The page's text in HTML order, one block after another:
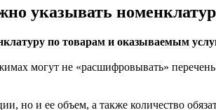
указывать
по товарам и оказываемым
могут не «расшифровывать»
но и ее объем, а также количество